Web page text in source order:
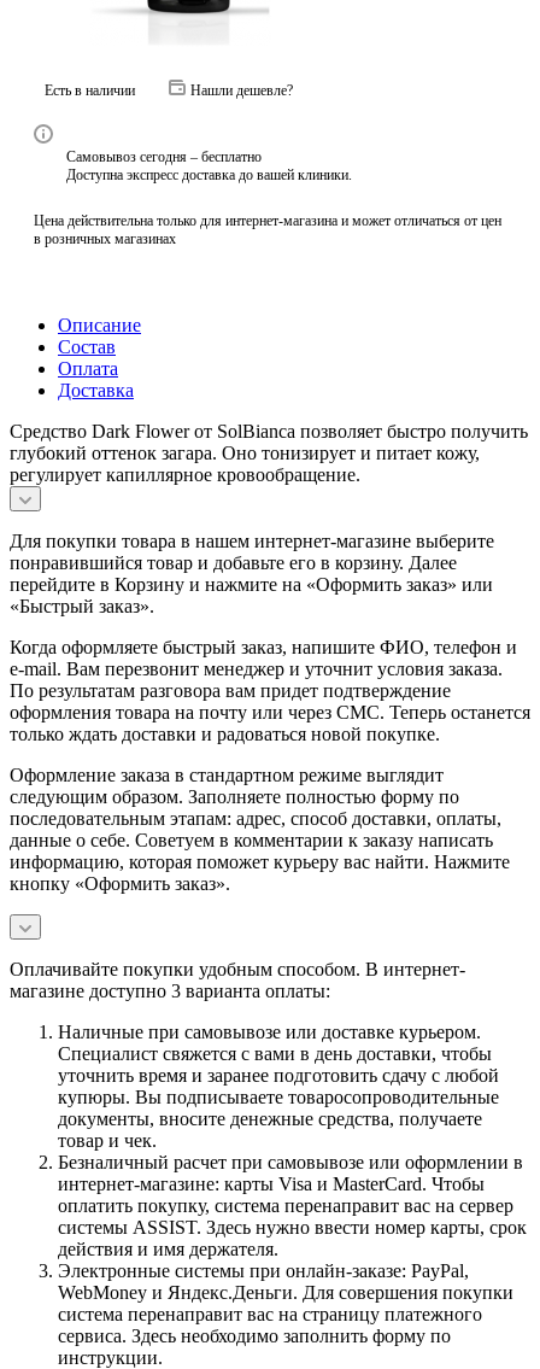
Есть в наличии Нашли дешевле?
Самовывоз сегодня – бесплатно
Доступна экспресс доставка до вашей клиники.
Цена действительна только для интернет-магазина и может отличаться от цен
в розничных магазинах
Описание
Состав
Оплата
Доставка
Средство Dark Flower от SolBianca позволяет быстро получить
глубокий оттенок загара. Оно тонизирует и питает кожу,
регулирует капиллярное кровообращение.
Для покупки товара в нашем интернет-магазине выберите
понравившийся товар и добавьте его в корзину. Далее
перейдите в Корзину и нажмите на «Оформить заказ» или
«Быстрый заказ».
Когда оформляете быстрый заказ, напишите ФИО, телефон и
e-mail. Вам перезвонит менеджер и уточнит условия заказа.
По результатам разговора вам придет подтверждение
оформления товара на почту или через СМС. Теперь останется
только ждать доставки и радоваться новой покупке.
Оформление заказа в стандартном режиме выглядит
следующим образом. Заполняете полностью форму по
последовательным этапам: адрес, способ доставки, оплаты,
данные о себе. Советуем в комментарии к заказу написать
информацию, которая поможет курьеру вас найти. Нажмите
кнопку «Оформить заказ».
Оплачивайте покупки удобным способом. В интернет-
магазине доступно 3 варианта оплаты:
Наличные при самовывозе или доставке курьером.
Специалист свяжется с вами в день доставки, чтобы
уточнить время и заранее подготовить сдачу с любой
купюры. Вы подписываете товаросопроводительные
документы, вносите денежные средства, получаете
товар и чек.
Безналичный расчет при самовывозе или оформлении в
интернет-магазине: карты Visa и MasterCard. Чтобы
оплатить покупку, система перенаправит вас на сервер
системы ASSIST. Здесь нужно ввести номер карты, срок
действия и имя держателя.
Электронные системы при онлайн-заказе: PayPal,
WebMoney и Яндекс.Деньги. Для совершения покупки
система перенаправит вас на страницу платежного
сервиса. Здесь необходимо заполнить форму по
инструкции.